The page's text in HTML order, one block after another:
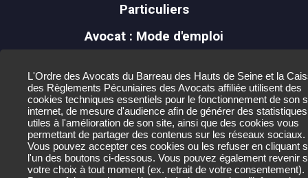
Particuliers
Avocat : Mode d'emploi
Actualités
Contact
Mentions légales
Données personnelles et crédits
L'Ordre des Avocats du Barreau des Hauts de Seine et la
des Règlements Pécuniaires des Avocats affiliée utilisent des
cookies techniques essentiels pour le fonctionnement de son
internet, de mesure d'audience afin de générer des statistiques
utiles à l'amélioration de son site, ainsi que des cookies vous
permettant de partager des contenus sur les réseaux sociaux.
Vous pouvez accepter ces cookies ou les refuser en cliquant
l'un des boutons ci-dessous. Vous pouvez également revenir
votre choix à tout moment (ex. retrait de votre consentement).